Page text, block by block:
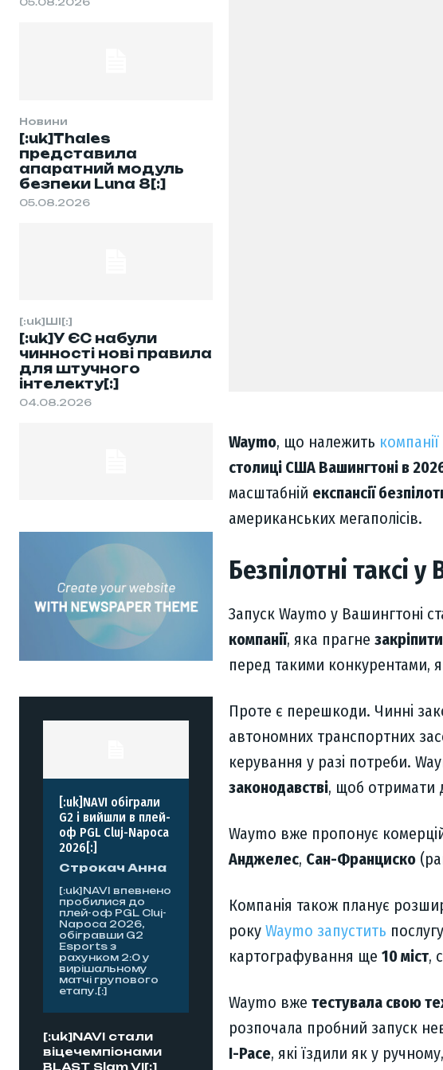
Новини
[:uk]Thales
представила
апаратний модуль
безпеки Luna 8[:]
05.08.2026
[:uk]ШІ[:]
[:uk]У ЄС набули
чинності нові правила
для штучного
інтелекту[:]
04.08.2026
[:uk]NAVI обіграли
G2 і вийшли в плей-
оф PGL Cluj-Napoca
2026[:]
Строкач Анна
[:uk]NAVI впевнено
пробилися до
плей-оф PGL Cluj-
Napoca 2026,
обігравши G2
Esports з
рахунком 2:0 у
вирішальному
матчі групового
етапу.[:]
[:uk]NAVI стали
віцечемпіонами
BLAST Slam VI[:]
Waymo, що належить
столиці США Вашингтоні в
масштабній експансії
американських мегаполісів.
Безпілотні таксі
Запуск Waymo у Вашингтоні
компанії, яка прагне
перед такими конкурентами,
Проте є перешкоди. Чинні
автономних транспортних
керування у разі потреби.
законодавстві, щоб отримати
Waymo вже пропонує
Анджелес, Сан-Франциско
Компанія також планує
рокуWaymo запустить
картографування ще10 міст,
Waymo вжетестувала свою
розпочала пробний запуск
I-Pace, які їздили як у